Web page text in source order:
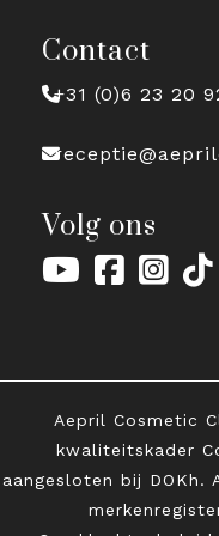
Contact
+31 (0)6 23 20
Volg ons
Aepril Cosmetic
kwaliteitskader
aangesloten bij DOKh.